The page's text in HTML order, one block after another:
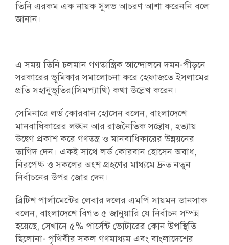
তিনি এরকম এক নায়ক সুলভ আচরণ আশা করেননি বলে
জানান।
এ সময় তিনি চলমান গণতান্ত্রিক আন্দোলনে দমন-পীড়নে
সরকারের ভূমিকার সমালোচনা করে হেফাজতে ইসলামের
প্রতি সহানুভূতির(সিমপ্যাথি) কথা উল্লেখ করেন।
সেমিনারে লর্ড কোরবান হোসেন বলেন, বাংলাদেশে
মানবাধিকারের লঙ্ঘন আর রাজনৈতিক সন্তোষ, হত্যায়
উদ্বেগ প্রকাশ করে গণতন্ত্র ও মানবাধিকারের উন্নয়নের
তাগিদ দেন। একই সাথে লর্ড কোরবান হোসেন অবাধ,
নিরপেক্ষ ও সকলের অংশ গ্রহণের মাধ্যমে দ্রুত নতুন
নির্বাচনের উপর জোর দেন।
ব্রিটিশ পার্লামেন্টের লেবার দলের এমপি সায়মন ডানসাক
বলেন, বাংলাদেশে বিগত ৫ জানুয়ারি যে নির্বাচন সম্পন্ন
হয়েছে, সেখানে ৫% পার্সেন্ট ভোটারের কোন উপস্থিতি
ছিলোনা- পৃথিবীর সকল গণমাধ্যম এবং বাংলাদেশের